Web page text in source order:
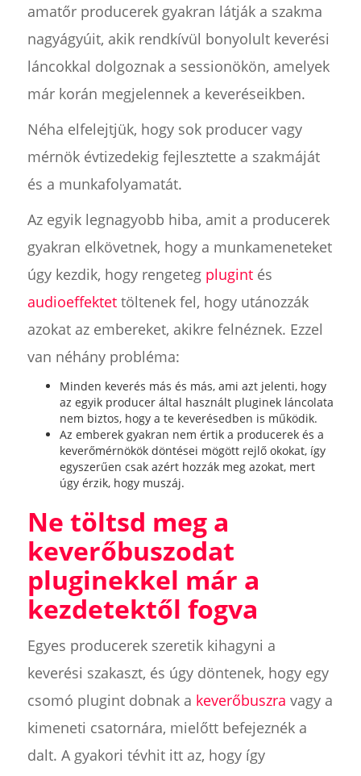
amatőr producerek gyakran látják a szakma
nagyágyúit, akik rendkívül bonyolult keverési
láncokkal dolgoznak a sessionökön, amelyek
már korán megjelennek a keveréseikben.
Néha elfelejtjük, hogy sok producer vagy
mérnök évtizedekig fejlesztette a szakmáját
és a munkafolyamatát.
Az egyik legnagyobb hiba, amit a producerek
gyakran elkövetnek, hogy a munkameneteket
úgy kezdik, hogy rengeteg plugintés
audioeffektettöltenek fel, hogy utánozzák
azokat az embereket, akikre felnéznek. Ezzel
van néhány probléma:
Minden keverés más és más, ami azt jelenti, hogy
az egyik producer által használt pluginek láncolata
nem biztos, hogy a te keverésedben is működik.
Az emberek gyakran nem értik a producerek és a
keverőmérnökök döntései mögött rejlő okokat, így
egyszerűen csak azért hozzák meg azokat, mert
úgy érzik, hogy muszáj.
Ne töltsd meg a
keverőbuszodat
pluginekkel már a
kezdetektől fogva
Egyes producerek szeretik kihagyni a
keverési szakaszt, és úgy döntenek, hogy egy
csomó plugint dobnak a keverőbuszra vagy a
kimeneti csatornára, mielőtt befejeznék a
dalt. A gyakori tévhit itt az, hogy így